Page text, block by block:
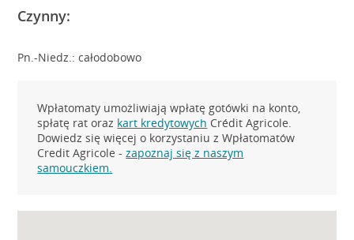
Czynny:
Pn.-Niedz.: całodobowo
Wpłatomaty umożliwiają wpłatę gotówki na konto,
spłatę rat oraz kart kredytowych Crédit Agricole.
Dowiedz się więcej o korzystaniu z Wpłatomatów
Credit Agricole -zapoznaj się z naszym
samouczkiem.